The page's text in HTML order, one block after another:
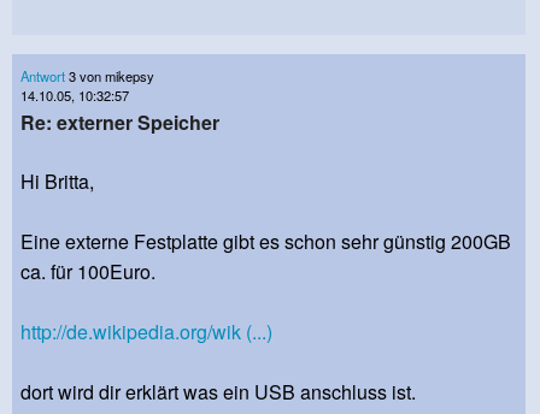
Antwort3 von mikepsy
14.10.05, 10:32:57
Re: externer Speicher
Hi Britta,
Eine externe Festplatte gibt es schon sehr günstig 200GB
ca. für 100Euro.
http://de.wikipedia.org/wik (...)
dort wird dir erklärt was ein USB anschluss ist.